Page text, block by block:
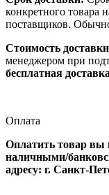
конкретного товара
поставщиков.
Стоимость
менеджером при
бесплатная
Оплата
Оплатить товар вы
наличными/
адресу: г. Санкт-